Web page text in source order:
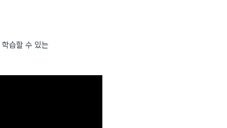
습할 수 있는